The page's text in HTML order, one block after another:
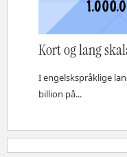
Kort og lang
I engelskspråklige
billion på...